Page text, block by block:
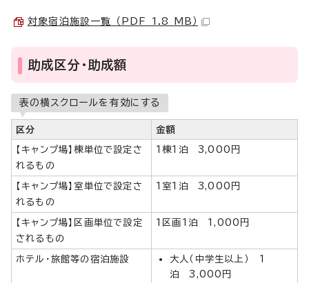
対象宿泊施設一覧 （PDF 1.8 MB）
助成区分・助成額
表の横スクロールを有効にする
区分 金額
【キャンプ場】棟単位で設定さ
れるもの
1棟1泊 3,000円
【キャンプ場】室単位で設定さ
れるもの
1室1泊 3,000円
【キャンプ場】区画単位で設定
されるもの
1区画1泊 1,000円
ホテル・旅館等の宿泊施設
大人（中学生以上） 1
泊 3,000円